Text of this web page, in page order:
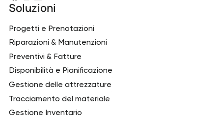
Soluzioni
Progetti e Prenotazioni
Riparazioni & Manutenzioni
Preventivi & Fatture
Disponibilità e Pianificazione
Gestione delle attrezzature
Tracciamento del materiale
Gestione Inventario